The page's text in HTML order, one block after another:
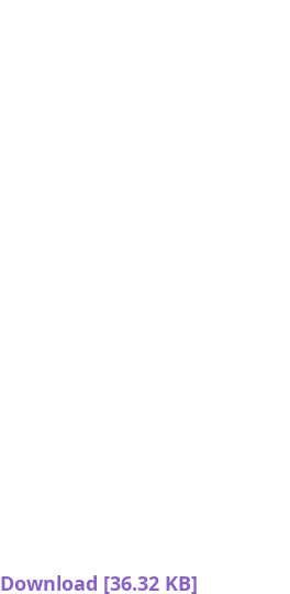
Download [36.32 KB]